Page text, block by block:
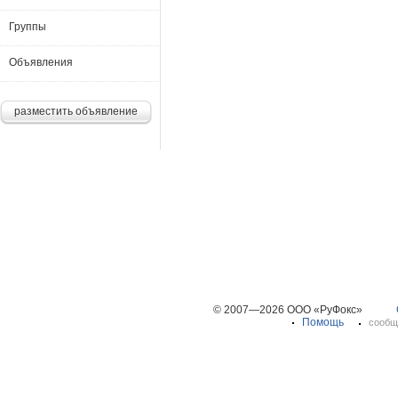
Группы
Объявления
разместить объявление
© 2007—2026 ООО «РуФокс»
Помощь